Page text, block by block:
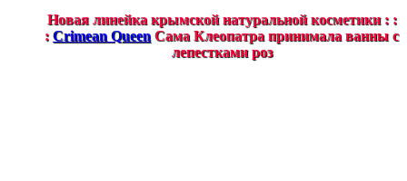
Новая линейка крымской натуральной косметики : :
: Crimean Queen Сама Клеопатра принимала ванны с
лепестками роз